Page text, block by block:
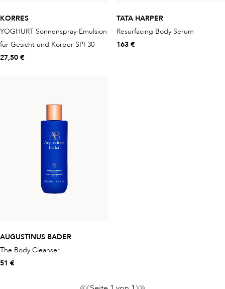
KORRES
YOGHURT Sonnenspray-Emulsion
für Gesicht und Körper SPF30
27,50 €
TATA HARPER
Resurfacing Body Serum
163 €
AUGUSTINUS BADER
The Body Cleanser
51 €